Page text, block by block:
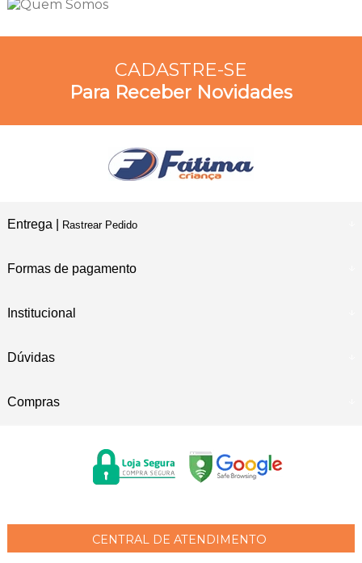
CADASTRE-SE
Para Receber Novidades
Entrega | Rastrear Pedido
Formas de pagamento
Institucional
Dúvidas
Compras
CENTRAL DE ATENDIMENTO